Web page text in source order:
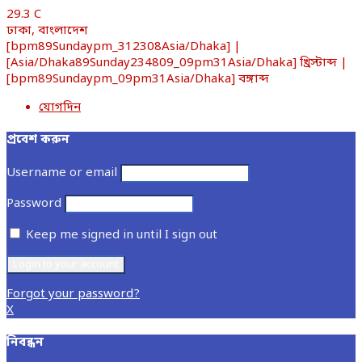
29.3 C
ঢাকা, বাংলাদেশ
[bpm89Sundaypm_312308Asia/Dhaka] |
[Asia/Dhaka89Sunday234809_09pm31Asia/Dhaka] খ্রিস্টাব্দ |
[bpm89Sundaypm_09pm31Asia/Dhaka] বঙ্গাব্দ
যোগদিন
প্রবেশ করুন
Username or email
Password
Keep me signed in until I sign out
Forgot your password?
X
নিবন্ধন